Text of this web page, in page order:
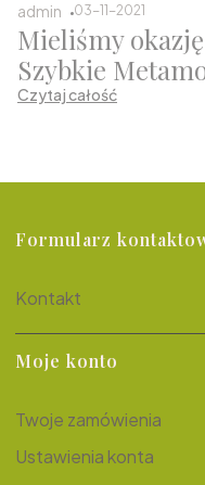
admin 03-11-2021
Mieliśmy
Szybkie
Czytaj całość
Linki w
Formularz
Kontakt
Moje konto
Twoje zamówienia
Ustawienia konta